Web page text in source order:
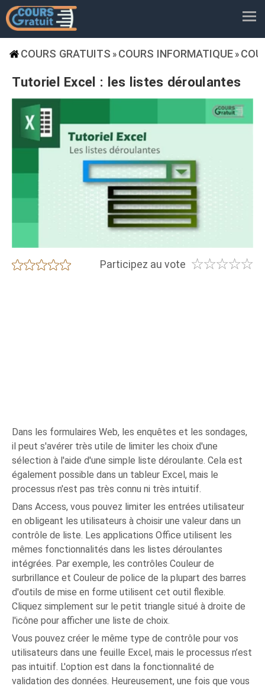
COURS GRATUITS » COURS INFORMATIQUE »
Tutoriel Excel : les listes déroulantes
Participez au vote ☆☆☆☆☆
★★★★★
Dans les formulaires Web, les enquêtes et les sondages,
il peut s'avérer très utile de limiter les choix d'une
sélection à l'aide d'une simple liste déroulante. Cela est
également possible dans un tableur Excel, mais le
processus n'est pas très connu ni très intuitif.
Dans Access, vous pouvez limiter les entrées utilisateur
en obligeant les utilisateurs à choisir une valeur dans un
contrôle de liste. Les applications Office utilisent les
mêmes fonctionnalités dans les listes déroulantes
intégrées. Par exemple, les contrôles Couleur de
surbrillance et Couleur de police de la plupart des barres
d'outils de mise en forme utilisent cet outil flexible.
Cliquez simplement sur le petit triangle situé à droite de
l'icône pour afficher une liste de choix.
Vous pouvez créer le même type de contrôle pour vos
utilisateurs dans une feuille Excel, mais le processus n’est
pas intuitif. L'option est dans la fonctionnalité de
validation des données. Heureusement, une fois que vous